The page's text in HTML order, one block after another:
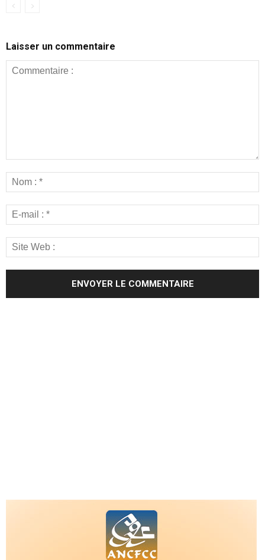
Laisser un commentaire